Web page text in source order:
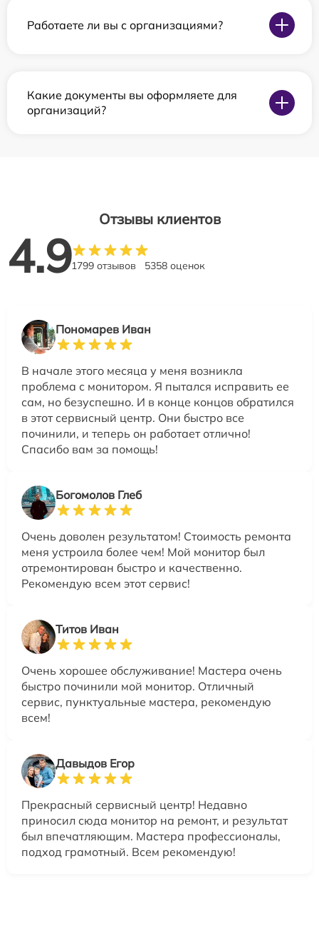
Работаете ли вы с организациями?
Какие документы вы оформляете для
организаций?
Отзывы клиентов
4.91799 отзывов 5358 оценок
Пономарев Иван
В начале этого месяца у меня возникла
проблема с монитором. Я пытался исправить ее
сам, но безуспешно. И в конце концов обратился
в этот сервисный центр. Они быстро все
починили, и теперь он работает отлично!
Спасибо вам за помощь!
Богомолов Глеб
Очень доволен результатом! Стоимость ремонта
меня устроила более чем! Мой монитор был
отремонтирован быстро и качественно.
Рекомендую всем этот сервис!
Титов Иван
Очень хорошее обслуживание! Мастера очень
быстро починили мой монитор. Отличный
сервис, пунктуальные мастера, рекомендую
всем!
Давыдов Егор
Прекрасный сервисный центр! Недавно
приносил сюда монитор на ремонт, и результат
был впечатляющим. Мастера профессионалы,
подход грамотный. Всем рекомендую!